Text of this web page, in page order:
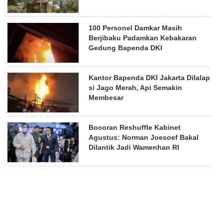
100 Personel Damkar Masih
Berjibaku Padamkan Kebakaran
Gedung Bapenda DKI
Kantor Bapenda DKI Jakarta Dilalap
si Jago Merah, Api Semakin
Membesar
Bocoran Reshuffle Kabinet
Agustus: Norman Joesoef Bakal
Dilantik Jadi Wamenhan RI